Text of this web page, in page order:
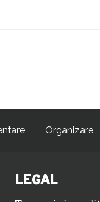
Organizare
LEGAL